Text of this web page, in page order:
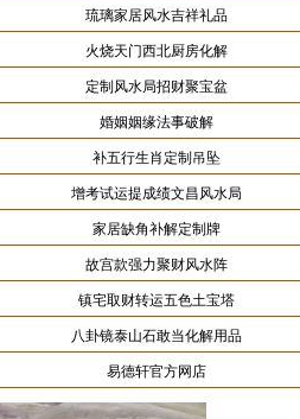
琉璃家居风水吉祥礼品
火烧天门西北厨房化解
定制风水局招财聚宝盆
婚姻姻缘法事破解
补五行生肖定制吊坠
增考试运提成绩文昌风水局
家居缺角补解定制牌
故宫款强力聚财风水阵
镇宅取财转运五色土宝塔
八卦镜泰山石敢当化解用品
易德轩官方网店